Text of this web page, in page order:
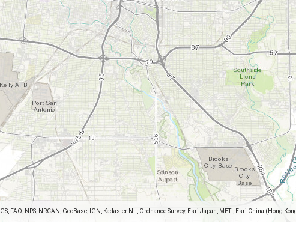
FAO, NPS, NRCAN, GeoBase, IGN, Kadaster NL, Ordnance Survey, Esri Japan, METI, Esri China (Hong